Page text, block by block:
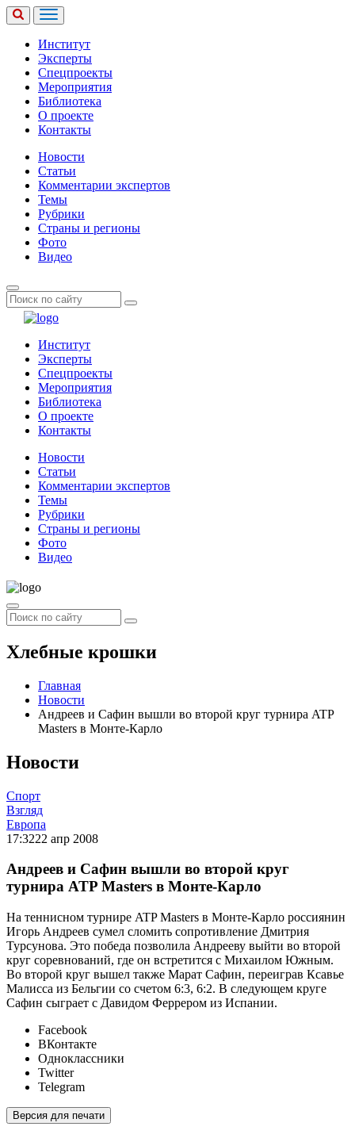
Институт
Эксперты
Спецпроекты
Мероприятия
Библиотека
О проекте
Контакты
Новости
Статьи
Комментарии экспертов
Темы
Рубрики
Страны и регионы
Фото
Видео
Институт
Эксперты
Спецпроекты
Мероприятия
Библиотека
О проекте
Контакты
Новости
Статьи
Комментарии экспертов
Темы
Рубрики
Страны и регионы
Фото
Видео
Хлебные крошки
Главная
Новости
Андреев и Сафин вышли во второй круг турнира ATP
Masters в Монте-Карло
Новости
Спорт
Взгляд
Европа
17:3222 апр 2008
Андреев и Сафин вышли во второй круг
турнира ATP Masters в Монте-Карло
На теннисном турнире ATP Masters в Монте-Карло россиянин
Игорь Андреев сумел сломить сопротивление Дмитрия
Турсунова. Это победа позволила Андрееву выйти во второй
круг соревнований, где он встретится с Михаилом Южным.
Во второй круг вышел также Марат Сафин, переиграв Ксавье
Малисса из Бельгии со счетом 6:3, 6:2. В следующем круге
Сафин сыграет с Давидом Феррером из Испании.
Facebook
ВКонтакте
Одноклассники
Twitter
Telegram
Версия для печати